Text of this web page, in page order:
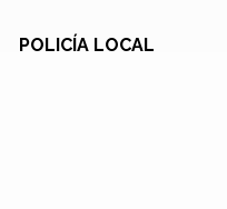
POLICÍA LOCAL